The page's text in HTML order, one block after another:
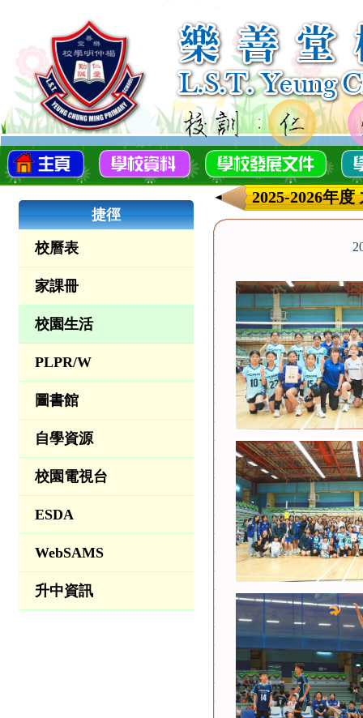
捷徑
校曆表
家課冊
校園生活
PLPR/W
圖書館
自學資源
校園電視台
ESDA
WebSAMS
升中資訊
2025-2026年